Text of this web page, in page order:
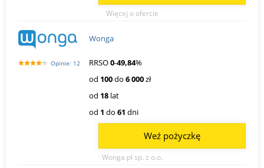
Więcej o ofercie
Opinie: 12
Wonga
RRSO0-49,84%
od 100do 6 000zł
od 18 lat
od 1 do 61 dni
Wonga.pl sp. z o.o.
Weź pożyczkę